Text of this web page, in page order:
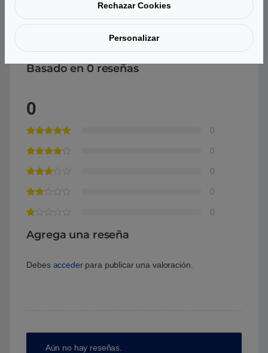
Comprar Ordenador portátil Gigabyte U4 i5-1155G7 14″
8GB
Basado en 0 reseñas
0
0
0
0
0
0
Agrega una reseña
Debes accederpara publicar una valoración.
Aún no hay reseñas.
Rechazar Cookies
Personalizar